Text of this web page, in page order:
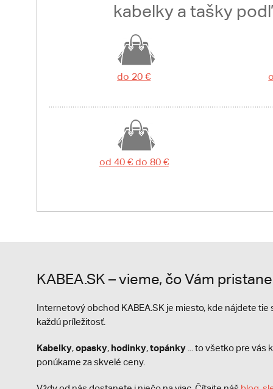
kabelky a tašky
do 20 €
od 40 € do 80 €
KABEA.SK – vieme, čo Vám pristane
Internetový obchod KABEA.SK je miesto, kde nájdete
každú príležitosť.
Kabelky,opasky, hodinky,topánky ... to všetko pre vás
ponúkame za skvelé ceny.